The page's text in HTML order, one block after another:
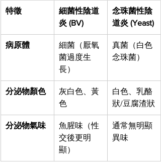
特徵
細菌性陰道
炎 (BV)
念珠菌性陰
道炎 (Yeast)
病原體
細菌（厭氧
菌過度生
長）
真菌（白色
念珠菌）
分泌物顏色
灰白色、黃
色
白色、乳酪
狀/豆腐渣狀
分泌物氣味
魚腥味（性
交後更明
顯）
通常無明顯
異味